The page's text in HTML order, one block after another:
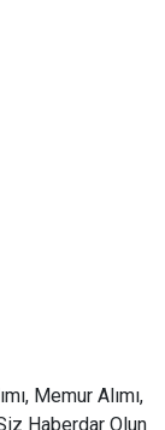
Memur Alımı,
Haberdar Olun